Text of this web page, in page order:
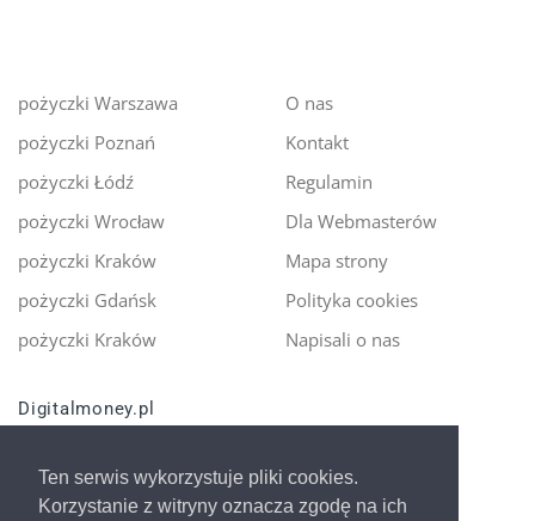
Ten serwis wykorzystuje pliki cookies.
Korzystanie z witryny oznacza zgodę na ich
pożyczki Warszawa
pożyczki Poznań
pożyczki Łódź
pożyczki Wrocław
pożyczki Kraków
pożyczki Gdańsk
pożyczki Kraków
O nas
Kontakt
Regulamin
Dla Webmasterów
Mapa strony
Polityka cookies
Napisali o nas
Digitalmoney.pl
bezpiecznego pożyczania!